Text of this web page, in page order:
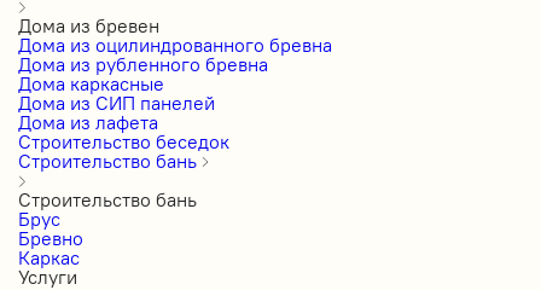
Дома из бревен
Дома из оцилиндрованного бревна
Дома из рубленного бревна
Дома каркасные
Дома из СИП панелей
Дома из лафета
Строительство беседок
Строительство бань
Строительство бань
Брус
Бревно
Каркас
Услуги